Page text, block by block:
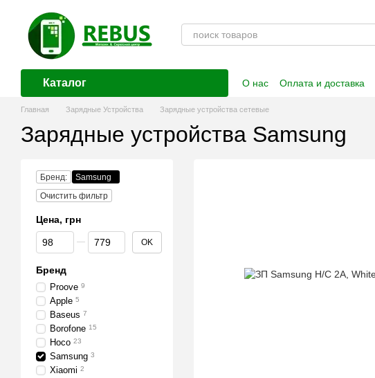
Перейти к основному контенту
Каталог О нас Оплата и доставка
Главная Зарядные Устройства Зарядные устройства сетевые
Зарядные устройства Samsung
Бренд:
Samsung
Очистить фильтр
Цена, грн
От Цена, грн
До Цена, грн OK
Бренд
Proove 9
Apple 5
Baseus 7
Borofone 15
Hoco 23
Samsung 3
Xiaomi 2